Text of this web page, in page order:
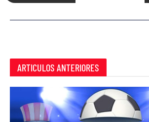
ARTICULOS ANTERIORES